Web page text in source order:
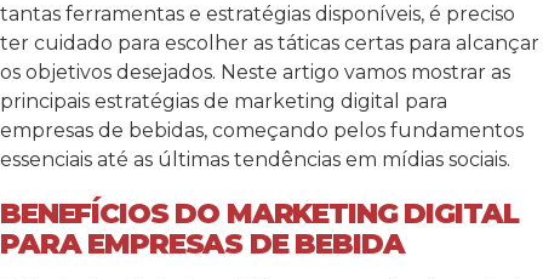
tantas ferramentas e estratégias disponíveis, é preciso
ter cuidado para escolher as táticas certas para alcançar
os objetivos desejados. Neste artigo vamos mostrar as
principais estratégias de marketing digital para
empresas de bebidas, começando pelos fundamentos
essenciais até as últimas tendências em mídias sociais.
BENEFÍCIOS DO MARKETING DIGITAL
PARA EMPRESAS DE BEBIDA